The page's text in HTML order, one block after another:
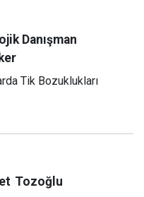
Danışman
Tik Bozuklukları
Tozoğlu